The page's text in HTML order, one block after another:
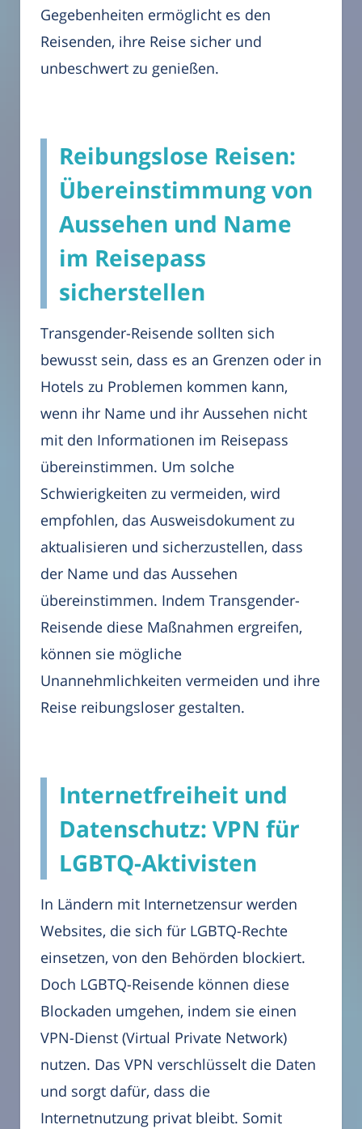
Gegebenheiten ermöglicht es den
Reisenden, ihre Reise sicher und
unbeschwert zu genießen.
Reibungslose Reisen:
Übereinstimmung von
Aussehen und Name
im Reisepass
sicherstellen
Transgender-Reisende sollten sich
bewusst sein, dass es an Grenzen oder in
Hotels zu Problemen kommen kann,
wenn ihr Name und ihr Aussehen nicht
mit den Informationen im Reisepass
übereinstimmen. Um solche
Schwierigkeiten zu vermeiden, wird
empfohlen, das Ausweisdokument zu
aktualisieren und sicherzustellen, dass
der Name und das Aussehen
übereinstimmen. Indem Transgender-
Reisende diese Maßnahmen ergreifen,
können sie mögliche
Unannehmlichkeiten vermeiden und ihre
Reise reibungsloser gestalten.
Internetfreiheit und
Datenschutz: VPN für
LGBTQ-Aktivisten
In Ländern mit Internetzensur werden
Websites, die sich für LGBTQ-Rechte
einsetzen, von den Behörden blockiert.
Doch LGBTQ-Reisende können diese
Blockaden umgehen, indem sie einen
VPN-Dienst (Virtual Private Network)
nutzen. Das VPN verschlüsselt die Daten
und sorgt dafür, dass die
Internetnutzung privat bleibt. Somit